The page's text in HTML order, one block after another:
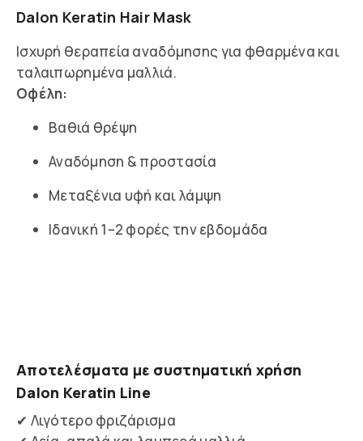
Dalon Keratin Hair Mask
Ισχυρή θεραπεία αναδόμησης για φθαρμένα και
ταλαιπωρημένα μαλλιά.
Οφέλη:
Βαθιά θρέψη
Αναδόμηση & προστασία
Μεταξένια υφή και λάμψη
Ιδανική 1–2 φορές την εβδομάδα
Αποτελέσματα με συστηματική χρήση
Dalon Keratin Line
✔ Λιγότερο φριζάρισμα